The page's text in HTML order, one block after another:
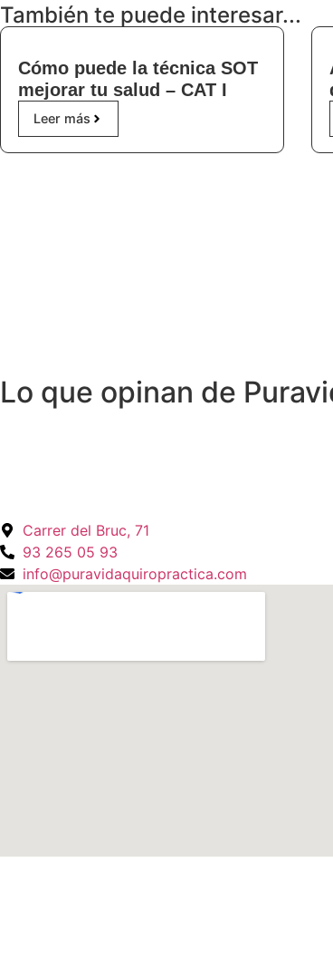
También te puede interesar...
Cómo puede la técnica SOT
mejorar tu salud – CAT I
Leer más
Lo que opinan de
Carrer del Bruc, 71
93 265 05 93
info@puravidaquiropractica.com